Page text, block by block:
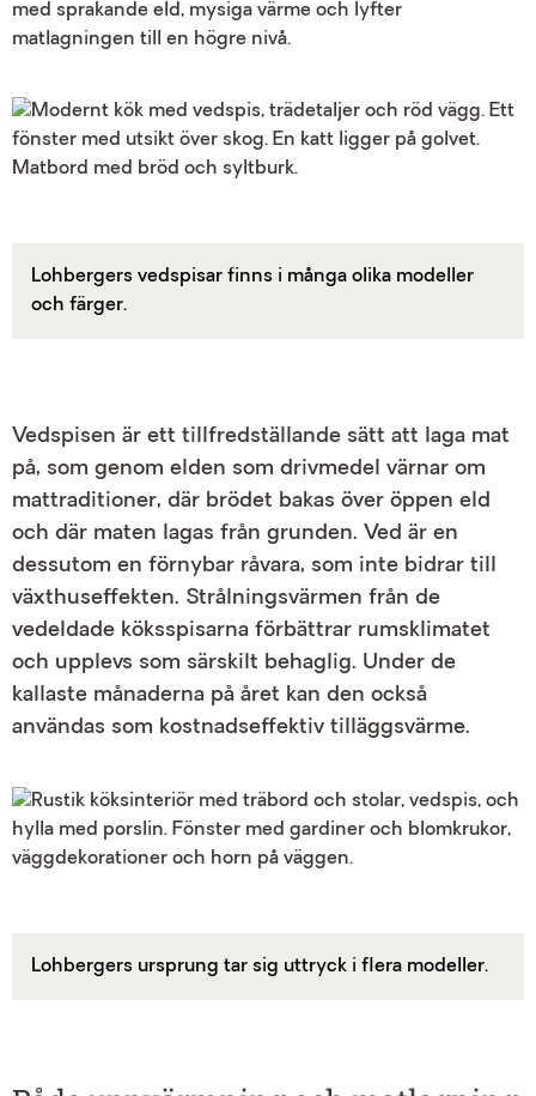
med sprakande eld, mysiga värme och lyfter
matlagningen till en högre nivå.
Lohbergers vedspisar finns i många olika modeller
och färger.
Vedspisen är ett tillfredställande sätt att laga mat
på, som genom elden som drivmedel värnar om
mattraditioner, där brödet bakas över öppen eld
och där maten lagas från grunden. Ved är en
dessutom en förnybar råvara, som inte bidrar till
växthuseffekten. Strålningsvärmen från de
vedeldade köksspisarna förbättrar rumsklimatet
och upplevs som särskilt behaglig. Under de
kallaste månaderna på året kan den också
användas som kostnadseffektiv tilläggsvärme.
Lohbergers ursprung tar sig uttryck i flera modeller.